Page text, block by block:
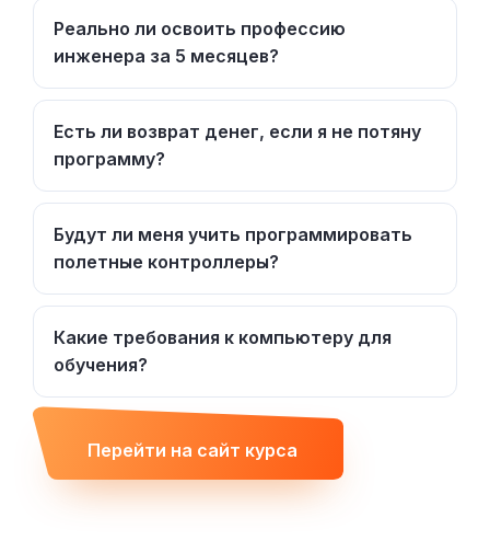
Реально ли освоить профессию
инженера за 5 месяцев?
Есть ли возврат денег, если я не потяну
программу?
Будут ли меня учить программировать
полетные контроллеры?
Какие требования к компьютеру для
обучения?
Перейти на сайт курса